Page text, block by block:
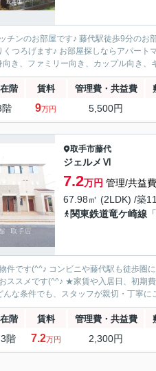
チンのお部屋です♪ 藤代駅徒歩9分の
つろげます♪ お部屋探しならアパー
向き、ファミリー向き、カップル向き
階 賃料 管理費・共益費
階 9万円 5,500円
取手市藤代
ジェルメⅥ
7.2万円 管理/共益
67.98㎡ (2LDK) /築
関東鉄道竜ケ崎線 「
件です(^^♪ コンビニや藤代駅も徒歩圏
ススメです(^^♪ ★家賃や入居日、初期
んな条件でも、スタッフが親切・丁寧
階 賃料 管理費・共益費
階 7.2万円 2,300円